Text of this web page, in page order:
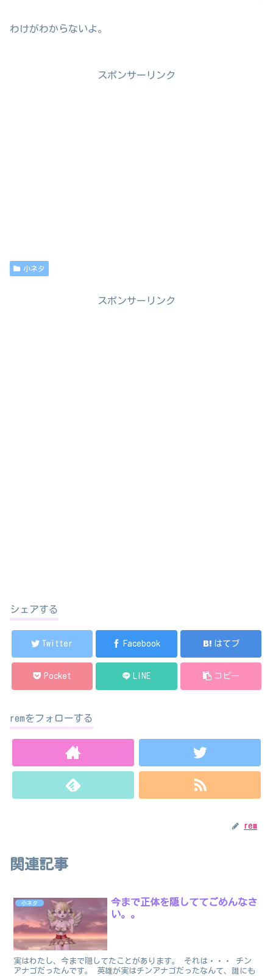
わけがわからないよ。
スポンサーリンク
小ネタ
スポンサーリンク
シェアする
Twitter Facebook はてブ
Pocket LINE コピー
remをフォローする
rem
関連記事
小ネタ
今まで正体を隠しててごめんなさ
い。。
実はわたし、今まで隠してたことがあります。 それは・・・ チン
アナゴだったんです。 英雄が実はチンアナゴだったなんて、誰にも